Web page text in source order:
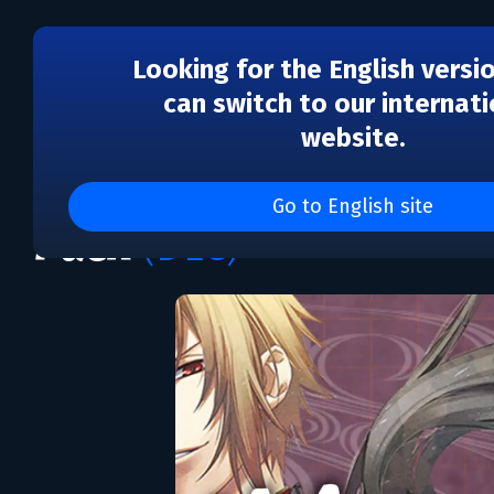
Looking for the English
can switch to our
website.
Go to English site
Hakuoki: Kyoto Winds
Pack(DLC)
DLC